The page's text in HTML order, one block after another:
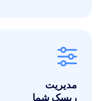
مدیریت
ریسک شما